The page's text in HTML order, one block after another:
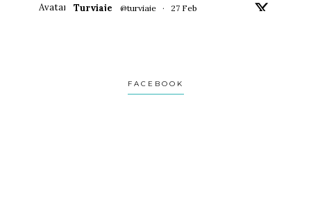
Avatar Turviaje @turviaje ·
27 Feb
Te lo cuento aquí:
FACEBOOK